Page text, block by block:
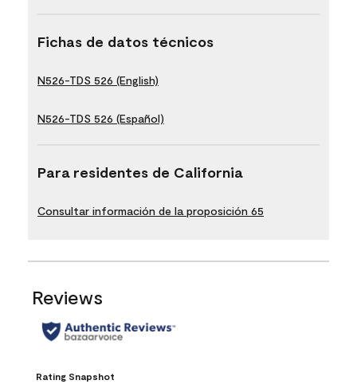
Fichas de datos técnicos
N526-TDS 526 (English)
N526-TDS 526 (Español)
Para residentes de California
Consultar información de la proposición 65
Reviews
Rating Snapshot